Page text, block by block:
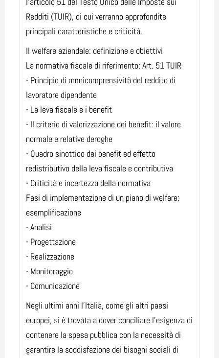
Redditi (TUIR), di cui verranno approfondite
principali caratteristiche e criticità.
Il welfare aziendale: definizione e obiettivi
La normativa fiscale di riferimento: Art. 51 TUIR
- Principio di omnicomprensività del reddito di
lavoratore dipendente
- La leva fiscale e i benefit
- Il criterio di valorizzazione dei benefit: il valore
normale e relative deroghe
- Quadro sinottico dei benefit ed effetto
redistributivo della leva fiscale e contributiva
- Criticità e incertezza della normativa
Fasi di implementazione di un piano di welfare:
esemplificazione
- Analisi
- Progettazione
- Realizzazione
- Monitoraggio
- Comunicazione
Negli ultimi anni l’Italia, come gli altri paesi
europei, si è trovata a dover conciliare l’esigenza di
contenere la spesa pubblica con la necessità di
garantire la soddisfazione dei bisogni sociali di